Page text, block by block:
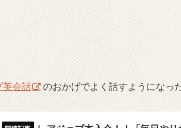
英会話 のおかげでよく話すようになっ